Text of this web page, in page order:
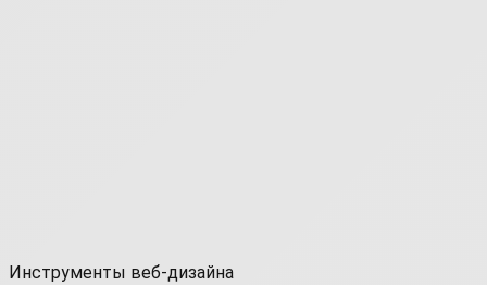
Инструменты веб-дизайна